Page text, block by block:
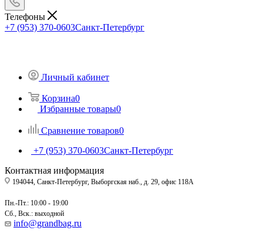
Телефоны
+7 (953) 370-0603Санкт-Петербург
Личный кабинет
Корзина0
Избранные товары0
Сравнение товаров0
+7 (953) 370-0603Санкт-Петербург
Контактная информация
194044, Санкт-Петербург, Выборгская наб., д. 29, офис 118А
Пн.-Пт.: 10:00 - 19:00
Сб., Вск.: выходной
info@grandbag.ru